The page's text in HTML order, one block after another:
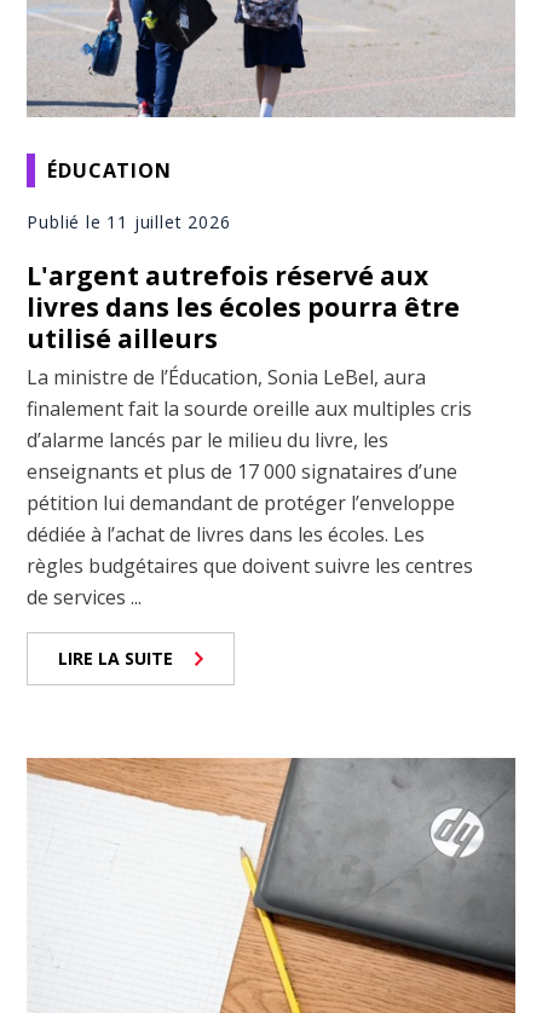
ÉDUCATION
Publié le 11 juillet 2026
L'argent autrefois réservé aux
livres dans les écoles pourra être
utilisé ailleurs
La ministre de l’Éducation, Sonia LeBel, aura
finalement fait la sourde oreille aux multiples cris
d’alarme lancés par le milieu du livre, les
enseignants et plus de 17 000 signataires d’une
pétition lui demandant de protéger l’enveloppe
dédiée à l’achat de livres dans les écoles. Les
règles budgétaires que doivent suivre les centres
de services ...
LIRE LA SUITE